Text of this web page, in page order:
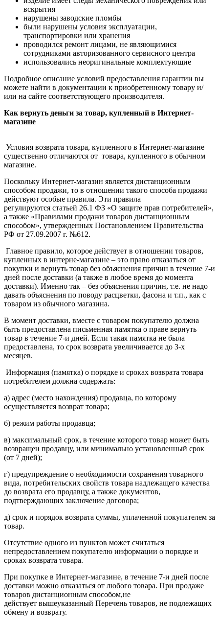
вскрытия
нарушены заводские пломбы
были нарушены условия эксплуатации,
транспортировки или хранения
проводился ремонт лицами, не являющимися
сотрудниками авторизованного сервисного центра
использовались неоригинальные комплектующие
Подробное описание условий предоставления гарантии вы
можете найти в документации к приобретенному товару и/
или на сайте соответствующего производителя.
Как вернуть деньги за товар, купленный в Интернет-
магазине
Условия возврата товара, купленного в Интернет-магазине
существенно отличаются от товара, купленного в обычном
магазине.
Поскольку Интернет-магазин является дистанционным
способом продажи, то в отношении такого способа продажи
действуют особые правила. Эти правила
регулируются статьей 26.1 ФЗ «О защите прав потребителей»,
а также «Правилами продажи товаров дистанционным
способом», утвержденных Постановлением Правительства
РФ от 27.09.2007 г. №612.
Главное правило, которое действует в отношении товаров,
купленных в интерне-магазине – это право отказаться от
покупки и вернуть товар без объяснения причин в течение 7-и
дней после доставки (а также в любое время до момента
доставки). Именно так – без объяснения причин, т.е. не надо
давать объяснения по поводу расцветки, фасона и т.п., как с
товаром из обычного магазина.
В момент доставки, вместе с товаром покупателю должна
быть предоставлена письменная памятка о праве вернуть
товар в течение 7-и дней. Если такая памятка не была
предоставлена, то срок возврата увеличивается до 3-х
месяцев.
Информация (памятка) о порядке и сроках возврата товара
потребителем должна содержать:
а) адрес (место нахождения) продавца, по которому
осуществляется возврат товара;
б) режим работы продавца;
в) максимальный срок, в течение которого товар может быть
возвращен продавцу, или минимально установленный срок
(от 7 дней);
г) предупреждение о необходимости сохранения товарного
вида, потребительских свойств товара надлежащего качества
до возврата его продавцу, а также документов,
подтверждающих заключение договора;
д) срок и порядок возврата суммы, уплаченной покупателем за
товар.
Отсутствие одного из пунктов может считаться
непредоставлением покупателю информации о порядке и
сроках возврата товара.
При покупке в Интернет-магазине, в течение 7-и дней после
доставки можно отказаться от любого товара. При продаже
товаров дистанционным способом,не
действует вышеуказанный Перечень товаров, не подлежащих
обмену и возврату.